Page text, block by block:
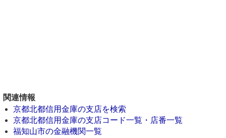
関連情報
京都北都信用金庫の支店を検索
京都北都信用金庫の支店コード一覧・店番一覧
福知山市の金融機関一覧